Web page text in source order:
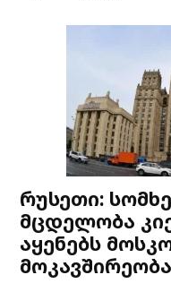
რუსეთი:
მცდელობა
აყენებს